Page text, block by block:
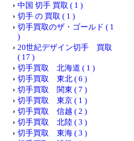
中国 切手 買取 ( 1 )
切手 の 買取 ( 1 )
切手買取のザ・ゴールド ( 1
)
20世紀デザイン切手 買取
( 17 )
切手買取 北海道 ( 1 )
切手買取 東北 ( 6 )
切手買取 関東 ( 7 )
切手買取 東京 ( 1 )
切手買取 信越 ( 2 )
切手買取 北陸 ( 3 )
切手買取 東海 ( 3 )